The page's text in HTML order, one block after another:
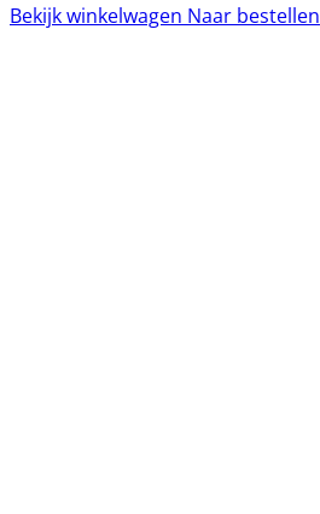
Bekijk winkelwagen Naar bestellen